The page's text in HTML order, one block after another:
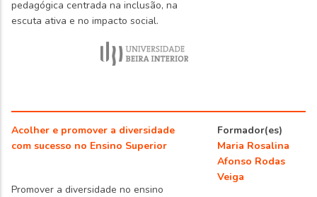
pedagógica centrada na inclusão, na
escuta ativa e no impacto social.
Acolher e promover a diversidade
com sucesso no Ensino Superior
Promover a diversidade no ensino
Formador(es)
Maria Rosalina
Afonso Rodas
Veiga